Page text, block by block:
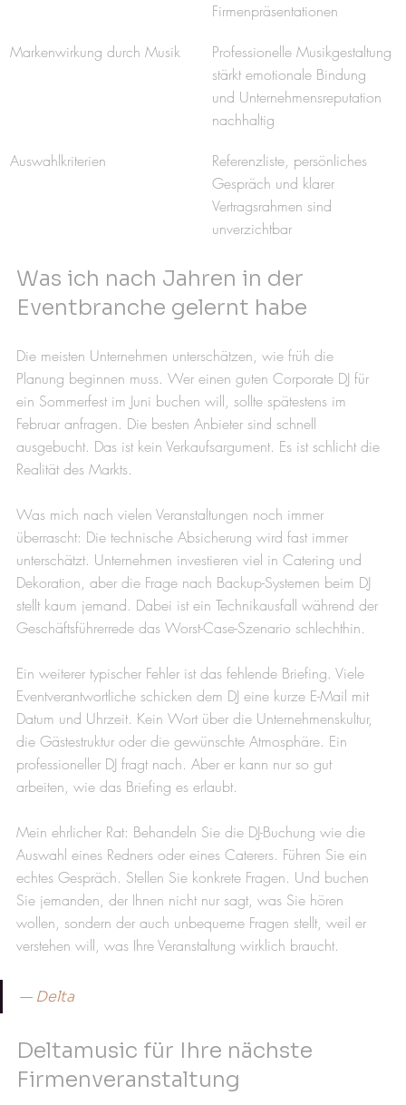
Firmenpräsentationen
Markenwirkung durch Musik
Professionelle Musikgestaltung
stärkt emotionale Bindung
und Unternehmensreputation
nachhaltig
Auswahlkriterien
Referenzliste, persönliches
Gespräch und klarer
Vertragsrahmen sind
unverzichtbar
Was ich nach Jahren in der
Eventbranche gelernt habe
Die meisten Unternehmen unterschätzen, wie früh die
Planung beginnen muss. Wer einen guten Corporate DJ für
ein Sommerfest im Juni buchen will, sollte spätestens im
Februar anfragen. Die besten Anbieter sind schnell
ausgebucht. Das ist kein Verkaufsargument. Es ist schlicht die
Realität des Markts.
Was mich nach vielen Veranstaltungen noch immer
überrascht: Die technische Absicherung wird fast immer
unterschätzt. Unternehmen investieren viel in Catering und
Dekoration, aber die Frage nach Backup-Systemen beim DJ
stellt kaum jemand. Dabei ist ein Technikausfall während der
Geschäftsführerrede das Worst-Case-Szenario schlechthin.
Ein weiterer typischer Fehler ist das fehlende Briefing. Viele
Eventverantwortliche schicken dem DJ eine kurze E-Mail mit
Datum und Uhrzeit. Kein Wort über die Unternehmenskultur,
die Gästestruktur oder die gewünschte Atmosphäre. Ein
professioneller DJ fragt nach. Aber er kann nur so gut
arbeiten, wie das Briefing es erlaubt.
Mein ehrlicher Rat: Behandeln Sie die DJ-Buchung wie die
Auswahl eines Redners oder eines Caterers. Führen Sie ein
echtes Gespräch. Stellen Sie konkrete Fragen. Und buchen
Sie jemanden, der Ihnen nicht nur sagt, was Sie hören
wollen, sondern der auch unbequeme Fragen stellt, weil er
verstehen will, was Ihre Veranstaltung wirklich braucht.
— Delta
Deltamusic für Ihre nächste
Firmenveranstaltung